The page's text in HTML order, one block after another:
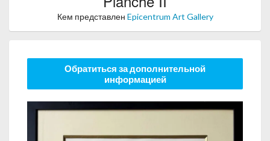
Кем представлен Epicentrum Art Gallery
Обратиться за дополнительной
информацией